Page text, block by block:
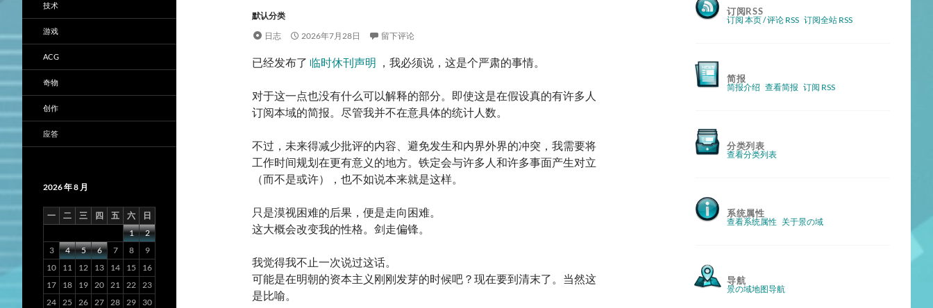
默认分类
日志
2026年7月28日 留下评论
已经发布了 临时休刊声明 ，我必须说，这是个严肃的事情。
对于这一点也没有什么可以解释的部分。即使这是在假设真的有许多人
订阅本域的简报。尽管我并不在意具体的统计人数。
不过，未来得减少批评的内容、避免发生和内界外界的冲突，我需要将
工作时间规划在更有意义的地方。铁定会与许多人和许多事面产生对立
（而不是或许），也不如说本来就是这样。
只是漠视困难的后果，便是走向困难。
这大概会改变我的性格。剑走偏锋。
我觉得我不止一次说过这话。
可能是在明朝的资本主义刚刚发芽的时候吧？现在要到清末了。当然这
是比喻。
订阅RSS
订阅 本页 / 评论 RSS 订阅全站 RSS
简报
简报介绍 查看简报 订阅 RSS
分类列表
查看分类列表
系统属性
查看系统属性 关于景の域
导航
景の域地图导航
技术
游戏
ACG
奇物
创作
应答
2026 年 8 月
一 二 三 四 五 六
日
1
2
3
4 5 6 7 8
9
10
11 12 13 14 15
16
17
18 19 20 21 22 23
24 25 26 27 28 29
30